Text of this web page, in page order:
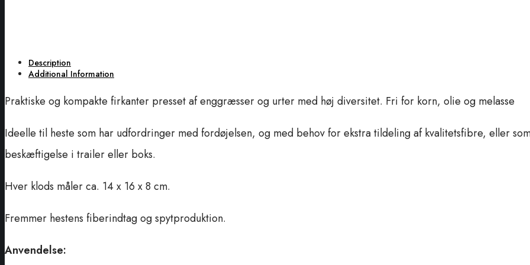
Description
Additional Information
Praktiske og kompakte firkanter presset af enggræsser og urter med høj diversitet. Fri for korn, olie og melasse
Ideelle til heste som har udfordringer med fordøjelsen, og med behov for ekstra tildeling af kvalitetsfibre, eller
beskæftigelse i trailer eller boks.
Hver klods måler ca. 14 x 16 x 8 cm.
Fremmer hestens fiberindtag og spytproduktion.
Anvendelse: